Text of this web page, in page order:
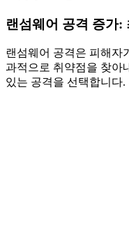
랜섬웨어 공격 증가:
랜섬웨어 공격은 피해자
과적으로 취약점을 찾아
있는 공격을 선택합니다